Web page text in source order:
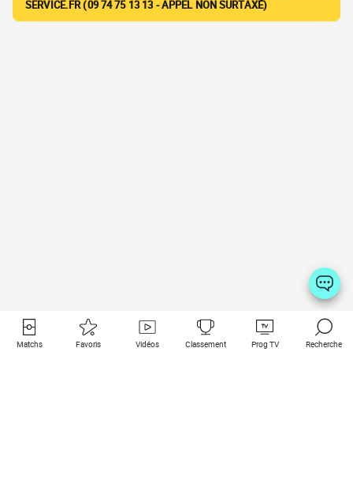
SERVICE.FR (09 74 75 13 13 - APPEL NON SURTAXÉ)
Matchs Favoris Vidéos Classement Prog TV Recherche